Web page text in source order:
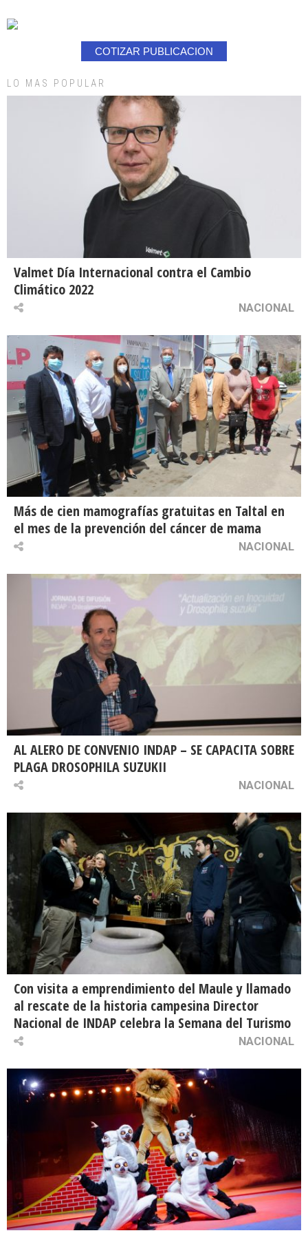
COTIZAR PUBLICACION
LO MAS POPULAR
Valmet Día Internacional contra el Cambio
Climático 2022
NACIONAL
Más de cien mamografías gratuitas en Taltal en
el mes de la prevención del cáncer de mama
NACIONAL
AL ALERO DE CONVENIO INDAP – SE CAPACITA SOBRE
PLAGA DROSOPHILA SUZUKII
NACIONAL
Con visita a emprendimiento del Maule y llamado
al rescate de la historia campesina Director
Nacional de INDAP celebra la Semana del Turismo
NACIONAL